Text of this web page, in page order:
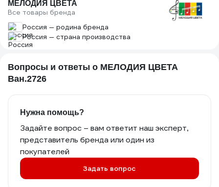
МЕЛОДИЯ ЦВЕТА
Все товары бренда
Россия — родина бренда
Россия — страна производства
Вопросы и ответы о МЕЛОДИЯ ЦВЕТА
Ван.2726
Нужна помощь?
Задайте вопрос – вам ответит наш эксперт,
представитель бренда или один из
покупателей
Задать вопрос